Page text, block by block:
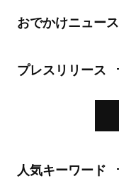
おでかけニュース
プレスリリース
人気キーワード